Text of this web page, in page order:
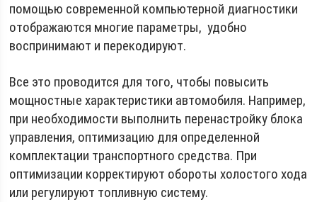
помощью современной компьютерной диагностики
отображаются многие параметры, удобно
воспринимают и перекодируют.
Все это проводится для того, чтобы повысить
мощностные характеристики автомобиля. Например,
при необходимости выполнить перенастройку блока
управления, оптимизацию для определенной
комплектации транспортного средства. При
оптимизации корректируют обороты холостого хода
или регулируют топливную систему.